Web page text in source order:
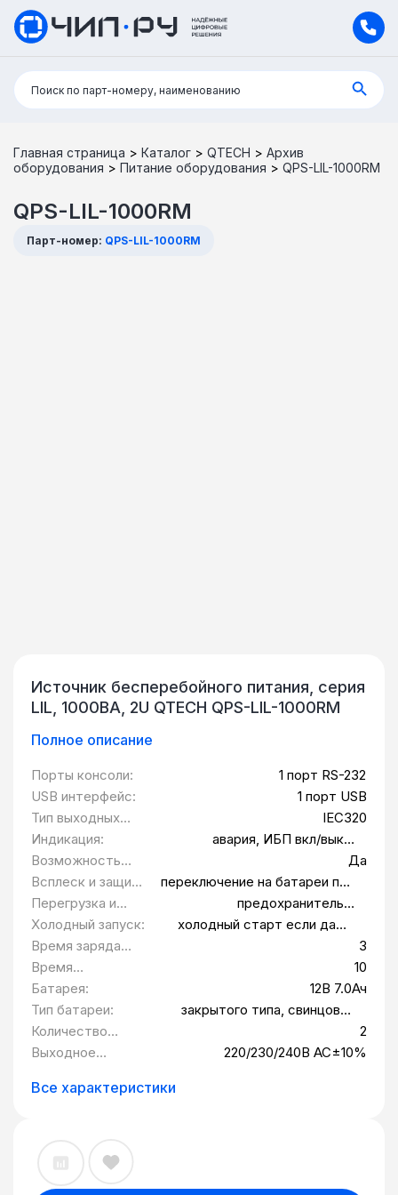
Поиск:
Поиск по парт-номеру, наименованию
Главная страница > Каталог > QTECH > Архив
оборудования > Питание оборудования > QPS-LIL-1000RM
QPS-LIL-1000RM
Парт-номер: QPS-LIL-1000RM
Источник бесперебойного питания, серия
LIL, 1000ВА, 2U QTECH QPS-LIL-1000RM
Полное описание
Порты консоли:
1 порт RS-232
USB интерфейс:
1 порт USB
Тип выходных
розеток:
IEC320
Индикация:
авария, ИБП вкл/выкл,
уровень заряда батарей
Возможность
установки в
стойку 19":
Да
Всплеск и защита
от
перенапряжения:
переключение на батареи при
выходе за границы диапазона
значения напряжения
Перегрузка и
короткое
замыкание:
предохранитель и
ограничение по току
основного и батарейного
Холодный запуск:
холодный старт если даже
Время заряда
батареи, ч:
3
Время
автономной
работы (нагрузка
50%), мин:
10
Батарея:
12В 7.0Ач
Тип батареи:
закрытого типа, свинцово-
Количество
батарей, шт:
2
Выходное
220/230/240В AC±10%
Все характеристики